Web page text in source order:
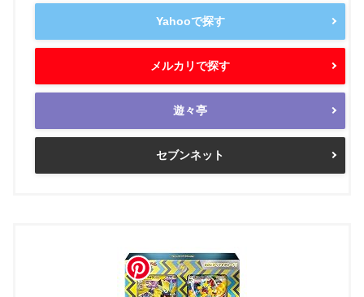
Yahooで探す
メルカリで探す
遊々亭
セブンネット